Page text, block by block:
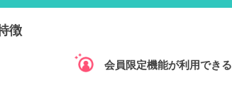
徴
会員限定機能が利用できる